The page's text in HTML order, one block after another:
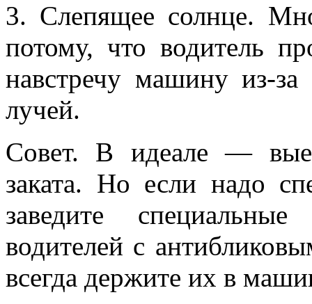
3. Слепящее солнце.
потому, что водитель
навстречу машину из-
лучей.
Совет. В идеале —
заката. Но если надо
заведите
водителей с
всегда держите их в